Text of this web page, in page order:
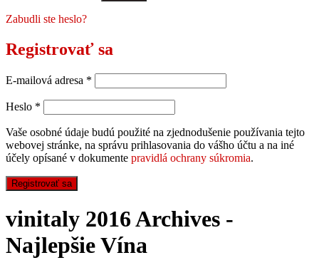
Zabudli ste heslo?
Registrovať sa
E-mailová adresa *
Heslo *
Vaše osobné údaje budú použité na zjednodušenie používania tejto
webovej stránke, na správu prihlasovania do vášho účtu a na iné
účely opísané v dokumente pravidlá ochrany súkromia.
Registrovať sa
vinitaly 2016 Archives -
Najlepšie Vína